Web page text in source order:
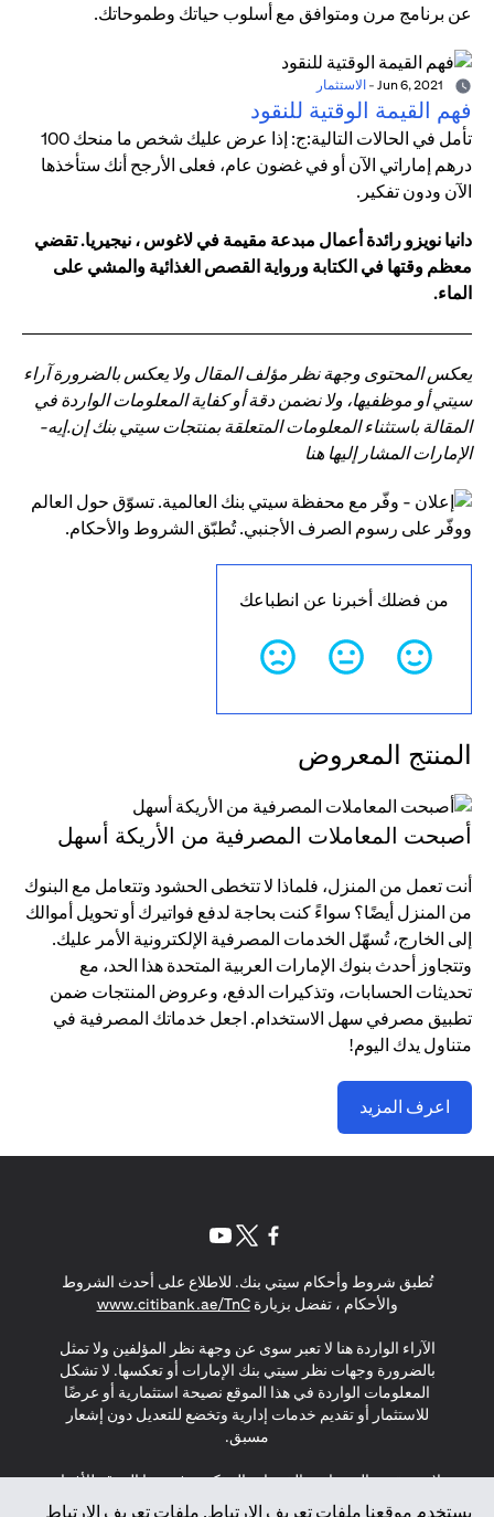
عن برنامج مرن ومتوافق مع أسلوب حياتك وطموحاتك.
- الاستثمار
فهم القيمة الوقتية للنقود
تأمل في الحالات التالية:ج: إذا عرض عليك شخص ما منحك 100
درهم إماراتي الآن أو في غضون عام، فعلى الأرجح أنك ستأخذها
الآن ودون تفكير.
دانيا نويزو رائدة أعمال مبدعة مقيمة في لاغوس ، نيجيريا. تقضي
معظم وقتها في الكتابة ورواية القصص الغذائية والمشي على
الماء.
يعكس المحتوى وجهة نظر مؤلف المقال ولا يعكس بالضرورة آراء
سيتي أو موظفيها، ولا نضمن دقة أو كفاية المعلومات الواردة في
المقالة باستثناء المعلومات المتعلقة بمنتجات سيتي بنك إن.إيه-
الإمارات المشار إليها هنا
من فضلك أخبرنا عن انطباعك
المنتج المعروض
أصبحت المعاملات المصرفية من الأريكة أسهل
أنت تعمل من المنزل، فلماذا لا تتخطى الحشود وتتعامل مع البنوك
من المنزل أيضًا؟ سواءً كنت بحاجة لدفع فواتيرك أو تحويل أموالك
إلى الخارج، تُسهّل الخدمات المصرفية الإلكترونية الأمر عليك.
وتتجاوز أحدث بنوك الإمارات العربية المتحدة هذا الحد، مع
تحديثات الحسابات، وتذكيرات الدفع، وعروض المنتجات ضمن
تطبيق مصرفي سهل الاستخدام. اجعل خدماتك المصرفية في
متناول يدك اليوم!
اعرف المزيد
يستخدم موقعنا ملفات تعريف الارتباط. ملفات تعريف الارتباط
تُطبق شروط وأحكام سيتي بنك. للاطلاع على أحدث الشروط
والأحكام ، تفضل بزيارةwww.citibank.ae/TnC
in a new tab
الآراء الواردة هنا لا تعبر سوى عن وجهة نظر المؤلفين ولا تمثل
بالضرورة وجهات نظر سيتي بنك الإمارات أو تعكسها. لا تشكل
المعلومات الواردة في هذا الموقع نصيحة استثمارية أو عرضًا
للاستثمار أو تقديم خدمات إدارية وتخضع للتعديل دون إشعار
مسبق.
لا يتم تقديم المنتجات والخدمات المذكورة في هذا الموقع للأفراد
المقيمين في الاتحاد الأوروبي أو المنطقة الاقتصادية الأوروبية أو